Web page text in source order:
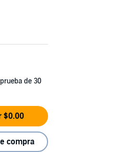
de 30
$0.00
compra